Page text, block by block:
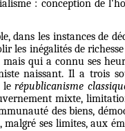
: conception de
dans les instances de
les inégalités de
qui a connu ses
naissant. Il a trois
lerépublicanisme
mixte,
des biens,
ses limites, aux